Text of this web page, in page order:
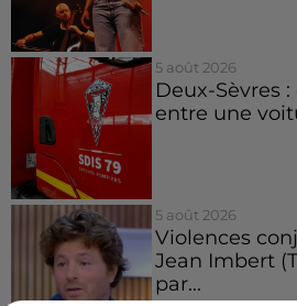
5 août 2026
Deux-Sèvres
entre une
5 août 2026
Violences
Jean Imbert
par...